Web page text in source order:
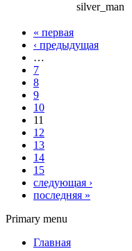
silver_man
« первая
‹ предыдущая
…
7
8
9
10
11
12
13
14
15
следующая ›
последняя »
Primary menu
Главная